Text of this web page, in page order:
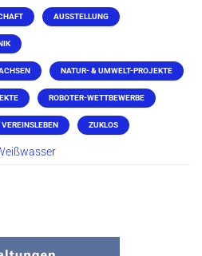
AUSSTELLUNG
NATUR- & UMWELT-PROJEKTE
ROBOTER-WETTBEWERBE
VEREINSLEBEN ZUKLOS